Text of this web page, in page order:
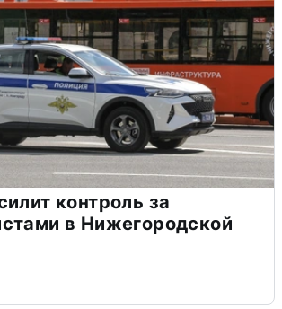
контроль за
в Нижегородской